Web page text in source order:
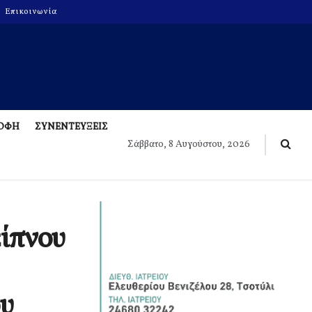
Επικοινωνία
ΣΥΝΕΝΤΕΥΞΕΙΣ
Σάββατο, 8 Αυγούστου, 2026